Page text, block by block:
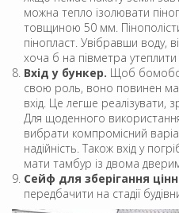
можна тепло ізолювати
товщиною 50 мм.
пінопласт. Увібравши воду,
хоча б на півметра
Вхід у бункер. Щоб
свою роль, воно повинен
вхід. Це легше реалізувати,
Для щоденного
вибрати компромісний
надійність. Також вхід у
мати тамбур із двома
Сейф для зберігання
передбачити на стадії